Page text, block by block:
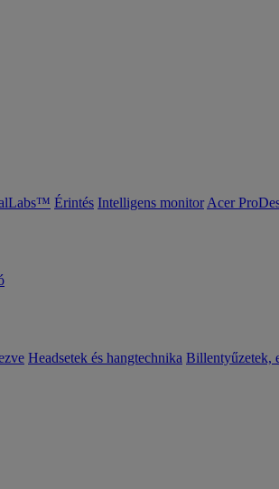
Érintés Intelligens monitor Acer
Headsetek és hangtechnika Billentyűzetek,